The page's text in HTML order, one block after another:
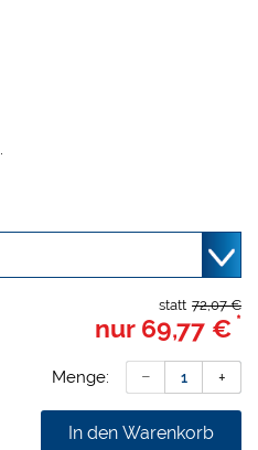
72,07 €
statt
nur 69,77 € *
Menge:
In den Warenkorb